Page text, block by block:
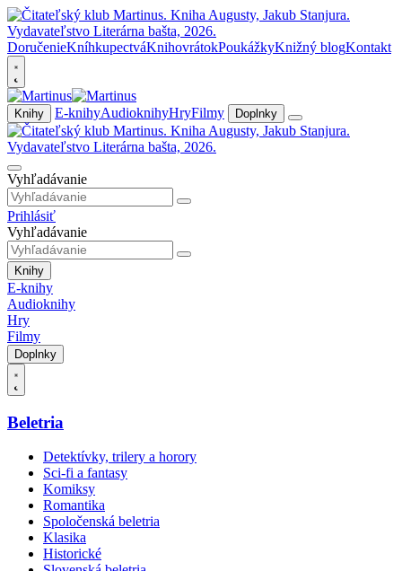
DoručenieKníhkupectváKnihovrátokPoukážkyKnižný blogKontakt
Knihy E-knihyAudioknihyHryFilmy Doplnky
Vyhľadávanie
Prihlásiť
Vyhľadávanie
Knihy
E-knihy
Audioknihy
Hry
Filmy
Doplnky
Beletria
Detektívky, trilery a horory
Sci-fi a fantasy
Komiksy
Romantika
Spoločenská beletria
Klasika
Historické